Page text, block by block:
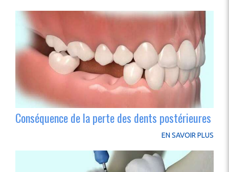
Conséquence de la perte des dents postérieures
EN SAVOIR PLUS